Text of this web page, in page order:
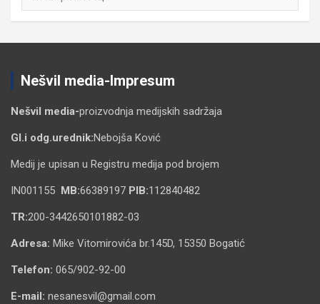
Nešvil media-Impresum
Nešvil media-proizvodnja medijskih sadržaja
Gl.i odg.urednik:Nebojša Ković
Medij je upisan u Registru medija pod brojem
IN001155 MB:66389197 PIB:112840482
TR:200-3442650101882-03
Adresa: Mike Vitomirovića br.145D, 15350 Bogatić
Telefon: 065/902-92-00
E-mail: nesanesvil@gmail.com